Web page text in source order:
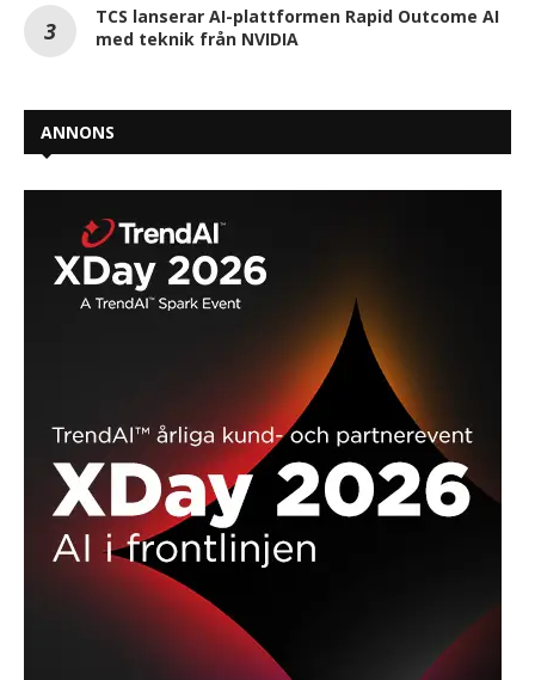
TCS lanserar AI-plattformen Rapid Outcome AI
med teknik från NVIDIA
ANNONS